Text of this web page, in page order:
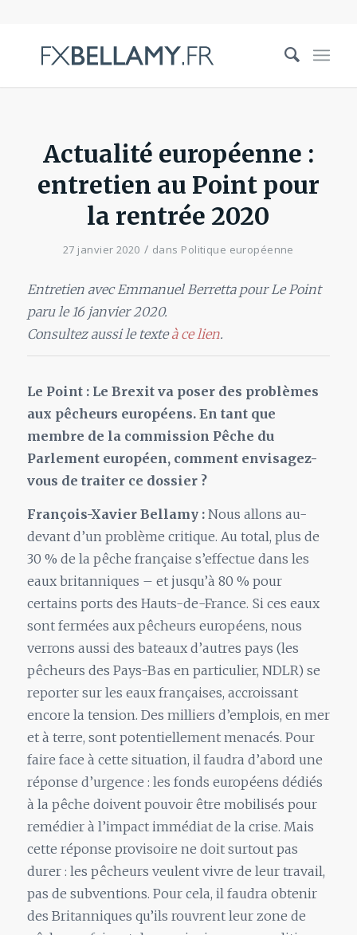
Actualité européenne :
entretien au Point pour
la rentrée 2020
27 janvier 2020 / dans Politique européenne
Entretien avec Emmanuel Berretta pour Le Point
paru le 16 janvier 2020.
Consultez aussi le texteà ce lien.
Le Point : Le Brexit va poser des problèmes
aux pêcheurs européens. En tant que
membre de la commission Pêche du
Parlement européen, comment envisagez-
vous de traiter ce dossier ?
François-Xavier Bellamy :Nous allons au-
devant d’un problème critique. Au total, plus de
30 % de la pêche française s’effectue dans les
eaux britanniques – et jusqu’à 80 % pour
certains ports des Hauts-de-France. Si ces eaux
sont fermées aux pêcheurs européens, nous
verrons aussi des bateaux d’autres pays (les
pêcheurs des Pays-Bas en particulier, NDLR) se
reporter sur les eaux françaises, accroissant
encore la tension. Des milliers d’emplois, en mer
et à terre, sont potentiellement menacés. Pour
faire face à cette situation, il faudra d’abord une
réponse d’urgence : les fonds européens dédiés
à la pêche doivent pouvoir être mobilisés pour
remédier à l’impact immédiat de la crise. Mais
cette réponse provisoire ne doit surtout pas
durer : les pêcheurs veulent vivre de leur travail,
pas de subventions. Pour cela, il faudra obtenir
des Britanniques qu’ils rouvrent leur zone de